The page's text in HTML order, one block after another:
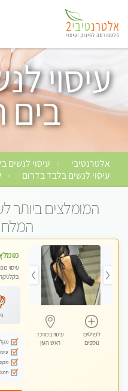
עיסוי
אלטרנטיבי › עיסוי לנשים
עיסוי לנשים בלבד בדרום ›
המומלצים ביותר
לפרטים
נוספים
עיסוי במרכז
ראש העין
עיסוי